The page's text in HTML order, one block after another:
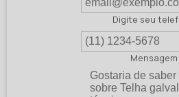
Digite seu
Mensagem